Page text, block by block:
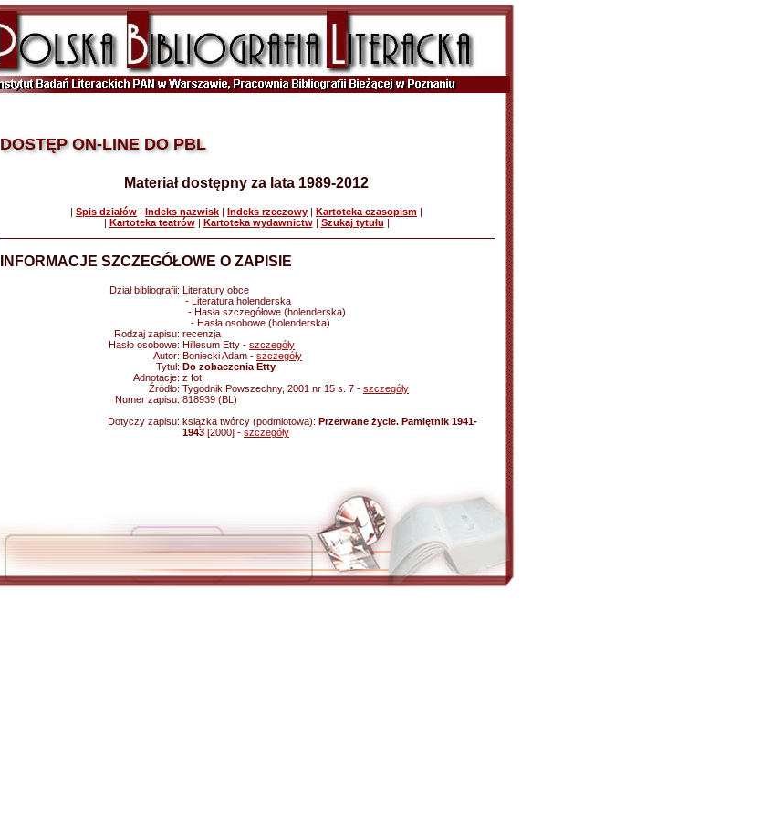
DOSTĘP ON-LINE DO PBL
Materiał dostępny za lata 1989-2012
| Spis działów | Indeks nazwisk | Indeks rzeczowy | Kartoteka czasopism |
| Kartoteka teatrów| Kartoteka wydawnictw| Szukaj tytułu |
INFORMACJE SZCZEGÓŁOWE O ZAPISIE
Dział bibliografii: Literatury obce
- Literatura holenderska
- Hasła szczegółowe (holenderska)
- Hasła osobowe (holenderska)
Rodzaj zapisu: recenzja
Hasło osobowe: Hillesum Etty - szczegóły
Autor: Boniecki Adam - szczegóły
Tytuł: Do zobaczenia Etty
Adnotacje: z fot.
Źródło: Tygodnik Powszechny, 2001 nr 15 s. 7 - szczegóły
Numer zapisu: 818939 (BL)
Dotyczy zapisu: książka twórcy (podmiotowa): Przerwane życie. Pamiętnik 1941-
1943 [2000] - szczegóły